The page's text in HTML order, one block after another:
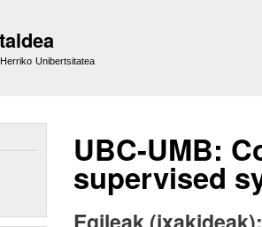
Unibertsitatea
UBC-UMB:
supervised